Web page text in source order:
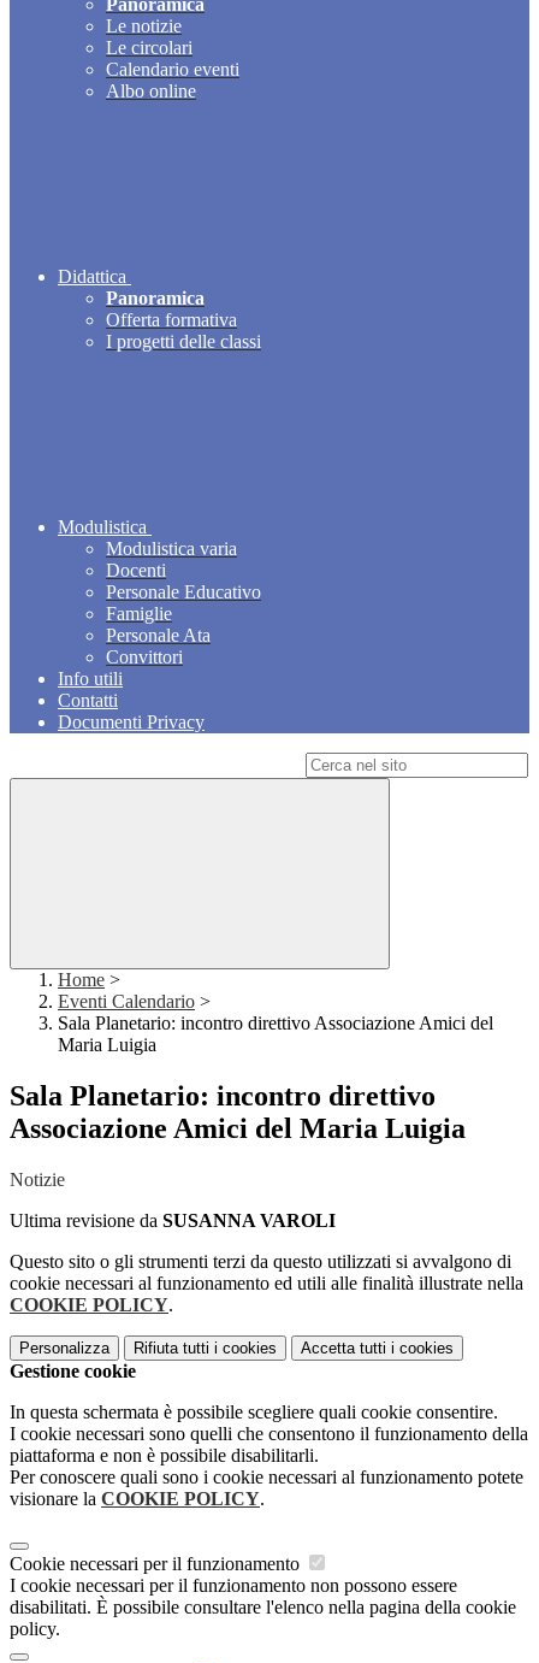
Panoramica
Le notizie
Le circolari
Calendario eventi
Albo online
Didattica
Panoramica
Offerta formativa
I progetti delle classi
Modulistica
Modulistica varia
Docenti
Personale Educativo
Famiglie
Personale Ata
Convittori
Info utili
Contatti
Documenti Privacy
Home >
Eventi Calendario >
Sala Planetario: incontro direttivo Associazione Amici del
Maria Luigia
Sala Planetario: incontro direttivo
Associazione Amici del Maria Luigia
Notizie
Ultima revisione da SUSANNA VAROLI
Questo sito o gli strumenti terzi da questo utilizzati si avvalgono di
cookie necessari al funzionamento ed utili alle finalità illustrate nella
COOKIE POLICY.
Personalizza Rifiuta tutti i cookies Accetta tutti i cookies
Gestione cookie
In questa schermata è possibile scegliere quali cookie consentire.
I cookie necessari sono quelli che consentono il funzionamento della
piattaforma e non è possibile disabilitarli.
Per conoscere quali sono i cookie necessari al funzionamento potete
visionare la COOKIE POLICY.
Cookie necessari per il funzionamento
I cookie necessari per il funzionamento non possono essere
disabilitati. È possibile consultare l'elenco nella pagina della cookie
policy.